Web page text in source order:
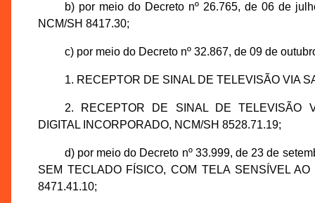
b) por meio do Decreto nº 26.765, de 06 de
NCM/SH 8417.30;
c) por meio do Decreto nº 32.867, de 09 de
1. RECEPTOR DE SINAL DE TELEVISÃO VIA
2. RECEPTOR DE SINAL DE TELEVISÃO
DIGITAL INCORPORADO, NCM/SH 8528.71.19;
d) por meio do Decreto nº 33.999, de 23 de
SEM TECLADO FÍSICO, COM TELA SENSÍVEL
8471.41.10;